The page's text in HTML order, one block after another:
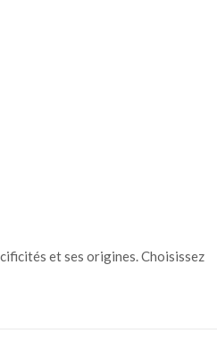
et ses origines. Choisissez